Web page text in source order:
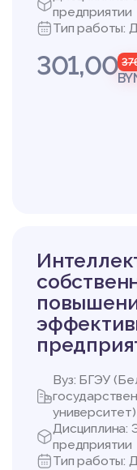
предприятии
Тип работы:
301,00
Вуз: БГЭУ
университет)
Дисциплина:
предприятии
Тип работы: